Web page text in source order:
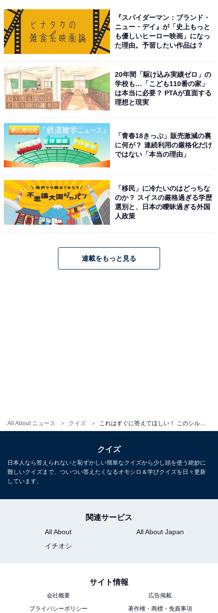
All About ニュース クイズ
究極に難しい!? このシルエットはどこでしょう？ 【反
転・都道府県クイズ】
『スパイダーマン：ブランド・
ニュー・デイ』が「史上もっと
も優しいヒーロー映画」になっ
た理由。予習したい作品は？
20年間「駆け込み実績ゼロ」の
学校も…「こども110番の家」
は本当に必要？ PTAが直面する
理想と現実
「青春18きっぷ」販売激減の裏
に何が？ 連続利用の厳格化だけ
ではない「本当の理由」
「移民」に冷たいのはどっちな
のか？ スイスの厳格過ぎる学歴
選別と、日本の曖昧過ぎる外国
人政策
連載をもっと見る
クイズ
日本人なら答えられないと恥ずかしい簡単なクイズから少し頭を使う絶妙に
難しいクイズまで、ついつい答えたくなるオモシロ＆学びクイズを日々更新
しています。
関連サービス
All About
All About Japan
イチオシ
サイト情報
会社概要
広告掲載
プライバシーポリシー
著作権・商標・免責事項